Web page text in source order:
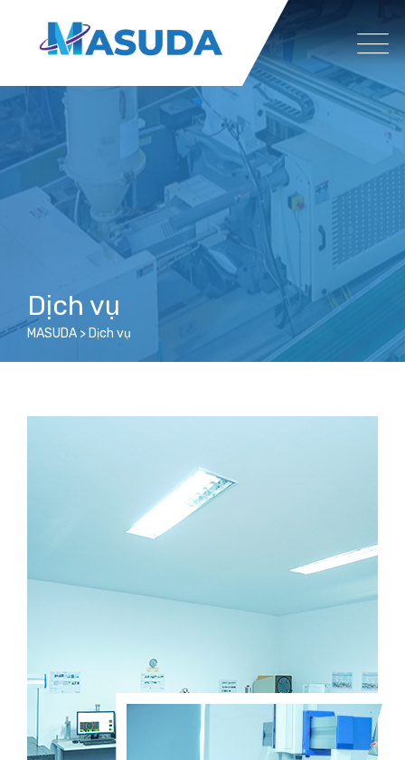
Dịch vụ
MASUDA > Dịch vụ